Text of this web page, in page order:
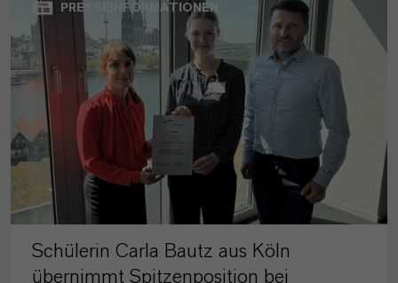
PRESSEINFORMATIONEN
Schülerin Carla Bautz aus Köln
übernimmt Spitzenposition bei